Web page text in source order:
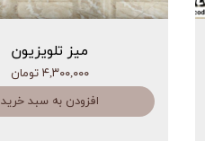
میز تلویزیون
۴,۳۰۰,۰۰۰ تومان
افزودن به سبد خرید